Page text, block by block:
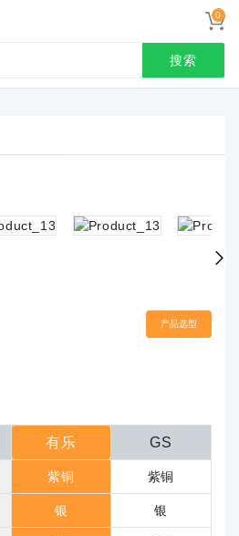
0
搜索
产品选型
有乐 GS
紫铜 紫铜
银 银